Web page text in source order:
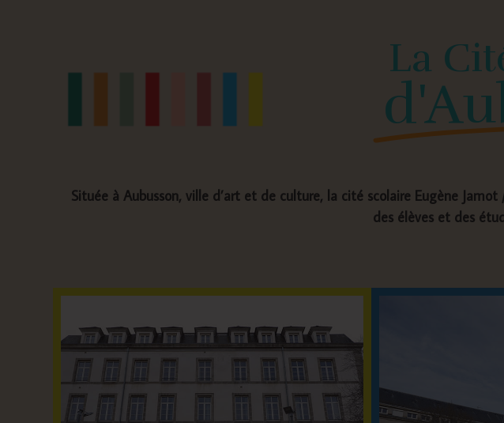
La
Située à Aubusson, ville d’art et de culture, la cité scolaire Eugène
des élèves et des